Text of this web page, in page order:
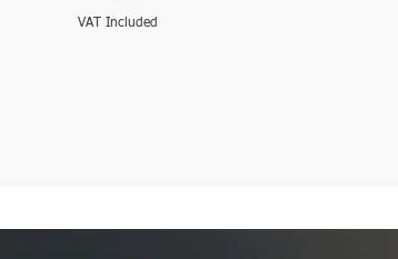
VAT Included